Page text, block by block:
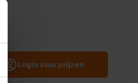
Login voor prijzen